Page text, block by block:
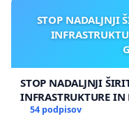
STOP NADALJNJI
STOP NADALJNJI
INFRASTRUKTURE
GRADIŠČAKU
54 podpisov